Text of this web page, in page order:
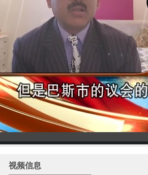
视频信息